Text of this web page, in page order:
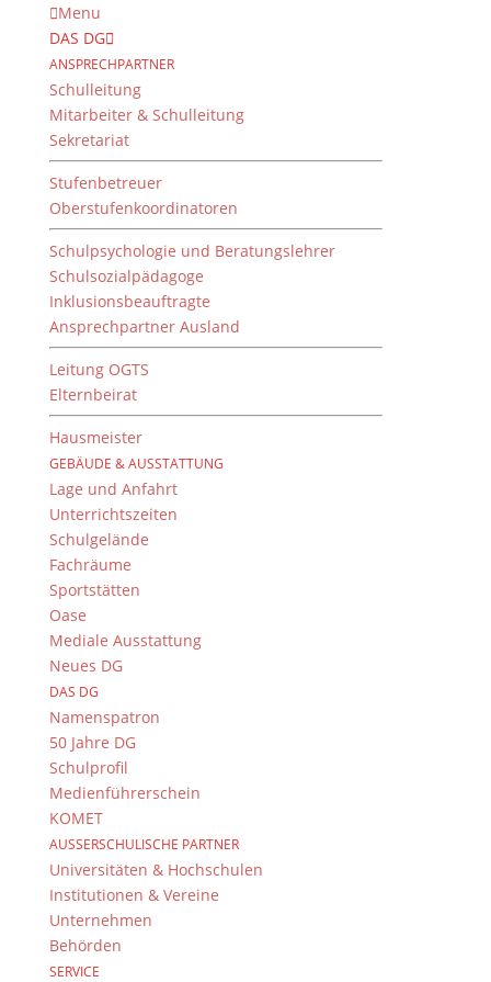
Menu
DAS DG
ANSPRECHPARTNER
Schulleitung
Mitarbeiter & Schulleitung
Sekretariat
Stufenbetreuer
Oberstufenkoordinatoren
Schulpsychologie und Beratungslehrer
Schulsozialpädagoge
Inklusionsbeauftragte
Ansprechpartner Ausland
Leitung OGTS
Elternbeirat
Hausmeister
GEBÄUDE & AUSSTATTUNG
Lage und Anfahrt
Unterrichtszeiten
Schulgelände
Fachräume
Sportstätten
Oase
Mediale Ausstattung
Neues DG
DAS DG
Namenspatron
50 Jahre DG
Schulprofil
Medienführerschein
KOMET
AUSSERSCHULISCHE PARTNER
Universitäten & Hochschulen
Institutionen & Vereine
Unternehmen
Behörden
SERVICE
Sommerkonzert 2018 –
Foto-Nachlese
vonDientzenhofer-Gymnasium|21. Juni 2018
DG Big Band setzt musikalisches Glanzlicht beim
Sommerkonzert und verabschiedet langjährige
Stützen!
Suche